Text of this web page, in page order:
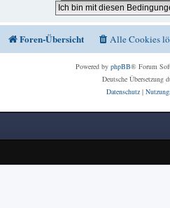
Foren-Übersicht Alle Cookies
Powered by phpBB® Forum
Deutsche Übersetzung
Datenschutz|